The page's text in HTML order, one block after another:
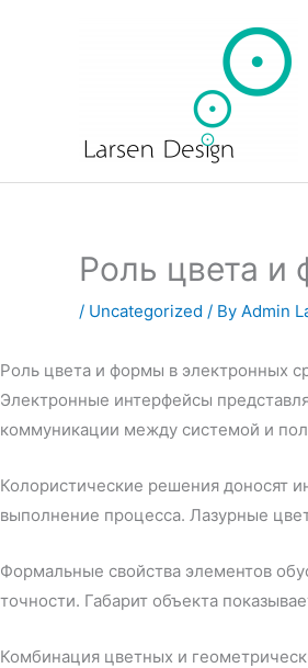
Роль цвета и
/ Uncategorized / By Admin
Роль цвета и формы в электронных
Электронные интерфейсы
коммуникации между системой и
Колористические решения доносят
выполнение процесса. Лазурные
Формальные свойства элементов
точности. Габарит объекта
Комбинация цветных и